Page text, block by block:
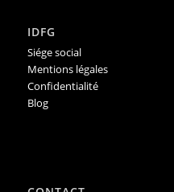
IDFG
Siége social
Mentions légales
Confidentialité
Blog